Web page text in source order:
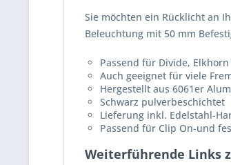
Sie möchten ein Rücklicht an
Beleuchtung mit 50 mm
Passend für Divide,
Auch geeignet für viele
Hergestellt aus 6061er
Schwarz pulverbeschichtet
Lieferung inkl. Edelstahl-
Passend für Clip On-und
Weiterführende Links